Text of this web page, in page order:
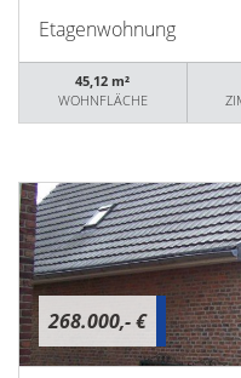
Etagenwohnung
45,12 m²
WOHNFLÄCHE
268.000,- €